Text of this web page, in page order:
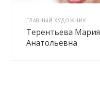
ГЛАВНЫЙ ХУДОЖНИК
Терентьева Мария
Анатольевна